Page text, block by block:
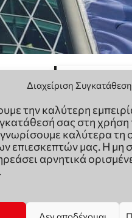
Διαχείριση
την καλύτερη
σας στη χρήση
γνωρίσουμε καλύτερα
επιεσκεπτών μας. Η μη
αρνητικά